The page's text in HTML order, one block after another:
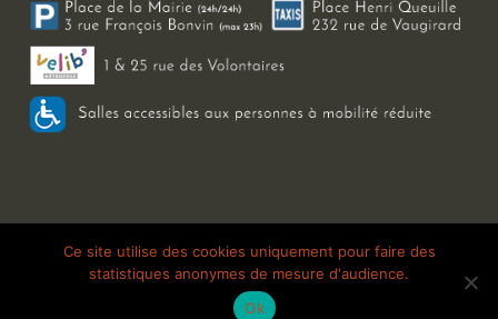
Copyright 2026 Le Bal Blomet | Tous droits réservés | Mentions légales
Galerie photo
Ce site utilise des cookies uniquement pour faire des
statistiques anonymes de mesure d'audience.
Ok